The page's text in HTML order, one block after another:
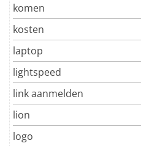
komen
kosten
laptop
lightspeed
link aanmelden
lion
logo